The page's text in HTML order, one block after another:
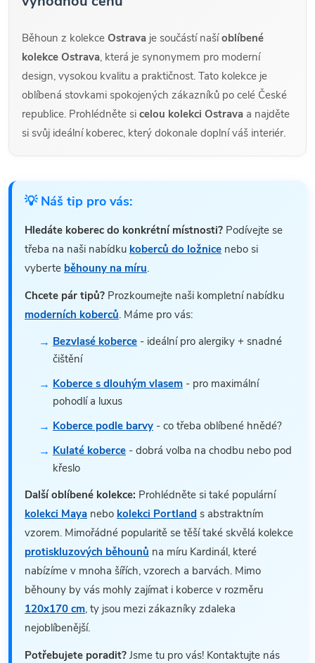
Běhoun z kolekce Ostrava je součástí našíoblíbené
kolekce Ostrava, která je synonymem pro moderní
design, vysokou kvalitu a praktičnost. Tato kolekce je
oblíbená stovkami spokojených zákazníků po celé České
republice. Prohlédněte si celou kolekci Ostrava a najděte
si svůj ideální koberec, který dokonale doplní váš interiér.
💡 Náš tip pro vás:
Hledáte koberec do konkrétní místnosti? Podívejte se
třeba na naši nabídku koberců do ložnice nebo si
vyberte běhouny na míru.
Chcete pár tipů? Prozkoumejte naši kompletní nabídku
moderních koberců. Máme pro vás:
Bezvlasé koberce - ideální pro alergiky + snadné
čištění
Koberce s dlouhým vlasem - pro maximální
pohodlí a luxus
Koberce podle barvy - co třeba oblíbené hnědé?
Kulaté koberce - dobrá volba na chodbu nebo pod
křeslo
Další oblíbené kolekce: Prohlédněte si také populární
kolekci Maya nebo kolekci Portland s abstraktním
vzorem. Mimořádné popularitě se těší také skvělá kolekce
protiskluzových běhounů na míru Kardinál, které
nabízíme v mnoha šířích, vzorech a barvách. Mimo
běhouny by vás mohly zajímat i koberce v rozměru
120x170 cm, ty jsou mezi zákazníky zdaleka
nejoblíbenější.
Potřebujete poradit? Jsme tu pro vás! Kontaktujte nás